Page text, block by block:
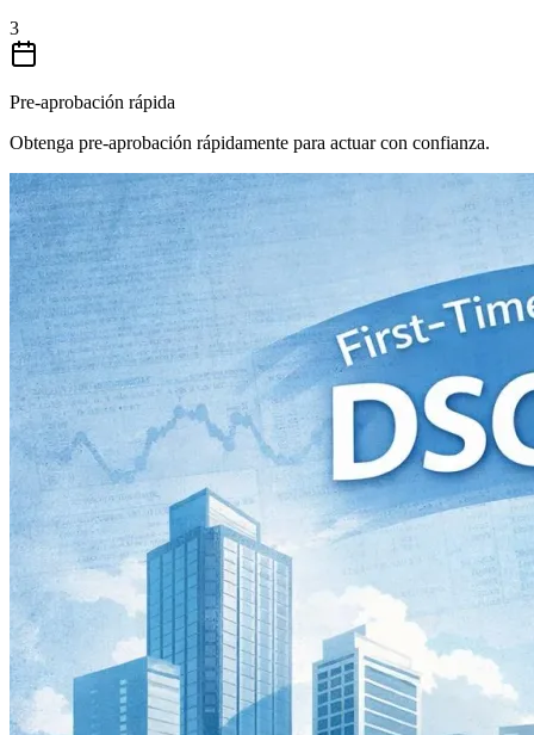
3
Pre-aprobación rápida
Obtenga pre-aprobación rápidamente para actuar con confianza.